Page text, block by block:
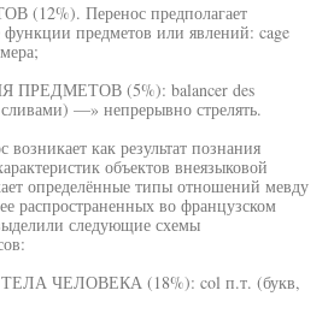
Перенос предполагает
предметов или явлений: cage
(5%): balancer des
—» непрерывно стрелять.
как результат познания
объектов внеязыковой
определённые типы отношений мевду
распространенных во французском
следующие схемы
ЧЕЛОВЕКА (18%): col п.т. (букв,